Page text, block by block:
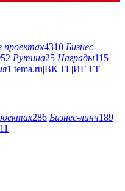
проектах4310 Бизнес-
52 Рутина25 Награды115
1 tema.ru|ВК|ТГ|ИГ|ТТ
286 Бизнес-линч189
11